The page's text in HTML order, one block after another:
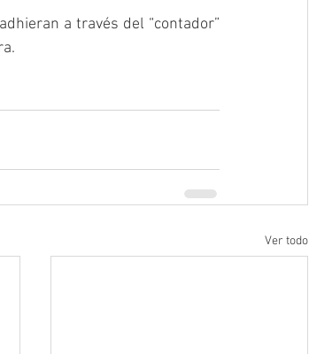
a través del “contador”
Ver todo